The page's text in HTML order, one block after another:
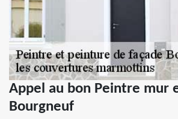
Appel au bon Peintre mur
Bourgneuf